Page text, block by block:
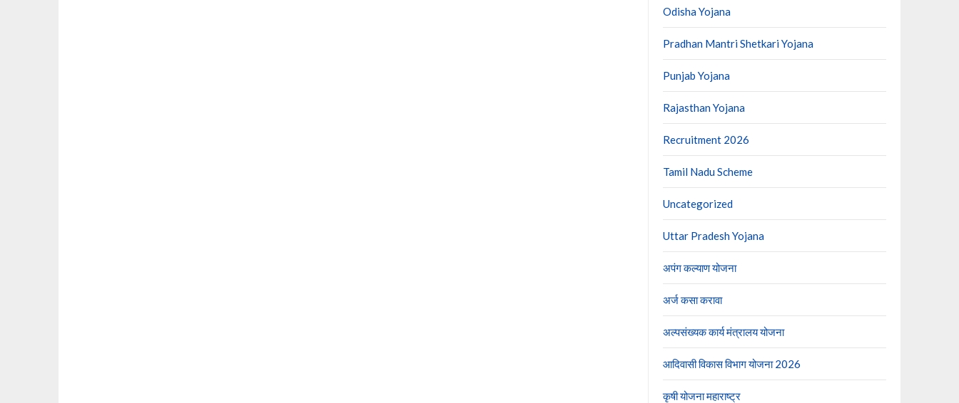
Odisha Yojana
Pradhan Mantri Shetkari Yojana
Punjab Yojana
Rajasthan Yojana
Recruitment 2026
Tamil Nadu Scheme
Uncategorized
Uttar Pradesh Yojana
अपंग कल्याण योजना
अर्ज कसा करावा
अल्पसंख्यक कार्य मंत्रालय योजना
आदिवासी विकास विभाग योजना 2026
कृषी योजना महाराष्ट्र